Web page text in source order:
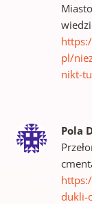
pl/
nikt-
Pola
dukli-